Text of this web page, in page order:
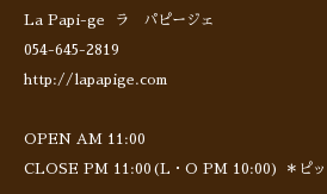
La Papi-ge ラ パピージェ
054-645-2819
http://lapapige.com
OPEN AM 11:00
CLOSE PM 11:00(L・O PM 10:00) ＊ピ